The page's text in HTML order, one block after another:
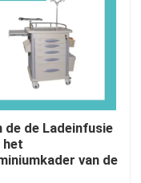
de de Ladeinfusie
het
van de